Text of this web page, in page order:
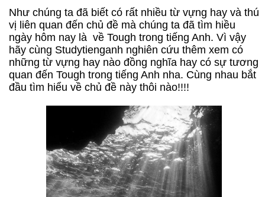
Như chúng ta đã biết có rất nhiều từ vựng hay và thú
vị liên quan đến chủ đề mà chúng ta đã tìm hiều
ngày hôm nay là về Tough trong tiếng Anh. Vì vậy
hãy cùng Studytienganh nghiên cứu thêm xem có
những từ vựng hay nào đồng nghĩa hay có sự tương
quan đến Tough trong tiếng Anh nha. Cùng nhau bắt
đầu tìm hiểu về chủ đề này thôi nào!!!!